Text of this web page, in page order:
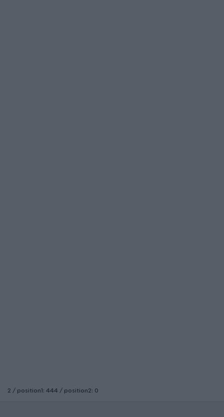
2 / position1: 444 / position2: 0